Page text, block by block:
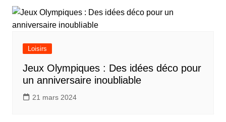
Loisirs
Jeux Olympiques : Des idées déco pour
un anniversaire inoubliable
21 mars 2024